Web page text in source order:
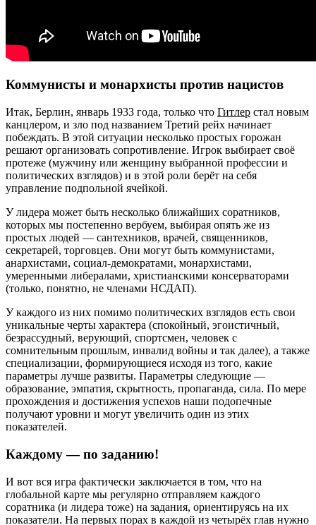
Коммунисты и монархисты против нацистов
Итак, Берлин, январь 1933 года, только что Гитлер стал новым
канцлером, и зло под названием Третий рейх начинает
побеждать. В этой ситуации несколько простых горожан
решают организовать сопротивление. Игрок выбирает своё
протеже (мужчину или женщину выбранной профессии и
политических взглядов) и в этой роли берёт на себя
управление подпольной ячейкой.
У лидера может быть несколько ближайших соратников,
которых мы постепенно вербуем, выбирая опять же из
простых людей — сантехников, врачей, священников,
секретарей, торговцев. Они могут быть коммунистами,
анархистами, социал-демократами, монархистами,
умеренными либералами, христианскими консерваторами
(только, понятно, не членами НСДАП).
У каждого из них помимо политических взглядов есть свои
уникальные черты характера (спокойный, эгоистичный,
безрассудный, верующий, спортсмен, человек с
сомнительным прошлым, инвалид войны и так далее), а также
специализации, формирующиеся исходя из того, какие
параметры лучше развиты. Параметры следующие —
образование, эмпатия, скрытность, пропаганда, сила. По мере
прохождения и достижения успехов наши подопечные
получают уровни и могут увеличить один из этих
показателей.
Каждому — по заданию!
И вот вся игра фактически заключается в том, что на
глобальной карте мы регулярно отправляем каждого
соратника (и лидера тоже) на задания, ориентируясь на их
показатели. На первых порах в каждой из четырёх глав нужно